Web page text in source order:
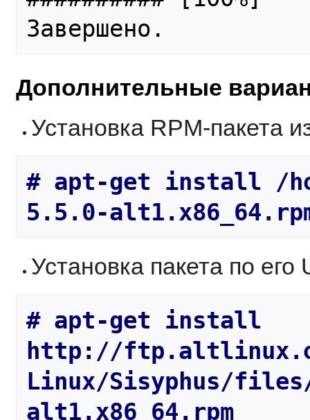
Дополнительные
Установка RPM-пакета
# apt-get install /
Установка пакета по его
# apt-get install
http://
Linux/Sisyphus/files/